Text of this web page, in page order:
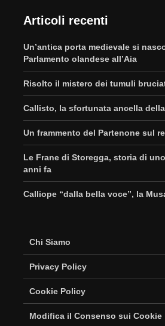
Articoli recenti
Un’antica porta medievale si
Parlamento olandese all’Aia
Risolto il mistero dei tumuli
Callisto, la sfortunata ancella
Un frammento del Partenone sul
Le Frane di Storegga, storia di
anni fa
Calliope “dalla bella voce”, la
Chi Siamo
Privacy Policy
Cookie Policy
Modifica il Consenso sui Cookie